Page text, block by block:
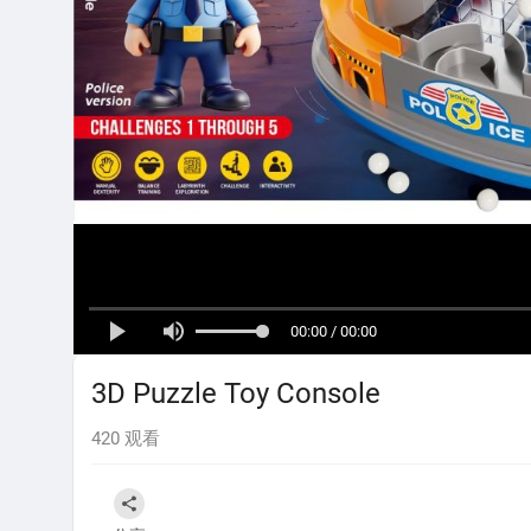
00:00 / 00:00
3D Puzzle Toy Console
420 观看